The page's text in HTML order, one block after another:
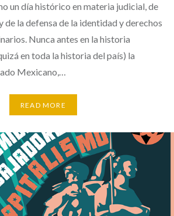
un día histórico en materia judicial, de
de la defensa de la identidad y derechos
Nunca antes en la historia
en toda la historia del país) la
Mexicano,…
READ MORE